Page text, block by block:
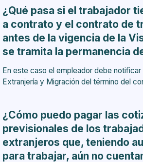
¿Qué pasa si el trabajador
a contrato y el contrato de
antes de la vigencia de la
se tramita la permanencia
En este caso el empleador debe
Extranjería y Migración del término del
¿Cómo puedo pagar las
previsionales de los
extranjeros que, teniendo
para trabajar, aún no